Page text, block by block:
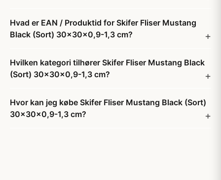
Hvad er EAN / Produktid for Skifer Fliser Mustang
Black (Sort) 30x30x0,9-1,3 cm?
Hvilken kategori tilhører Skifer Fliser Mustang Black
(Sort) 30x30x0,9-1,3 cm?
Hvor kan jeg købe Skifer Fliser Mustang Black (Sort)
30x30x0,9-1,3 cm?